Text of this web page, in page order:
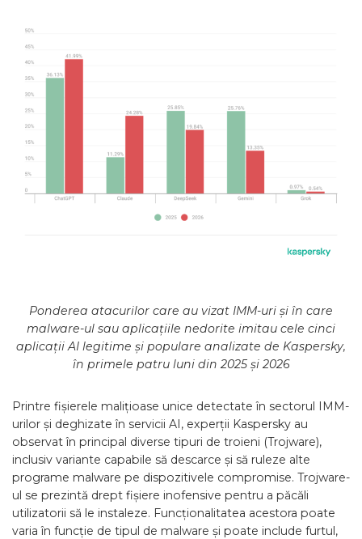
Ponderea atacurilor care au vizat IMM-uri și în care
malware-ul sau aplicațiile nedorite imitau cele cinci
aplicații AI legitime și populare analizate de Kaspersky,
în primele patru luni din 2025 și 2026
Printre fișierele malițioase unice detectate în sectorul IMM-
urilor și deghizate în servicii AI, experții Kaspersky au
observat în principal diverse tipuri de troieni (Trojware),
inclusiv variante capabile să descarce și să ruleze alte
programe malware pe dispozitivele compromise. Trojware-
ul se prezintă drept fișiere inofensive pentru a păcăli
utilizatorii să le instaleze. Funcționalitatea acestora poate
varia în funcție de tipul de malware și poate include furtul,